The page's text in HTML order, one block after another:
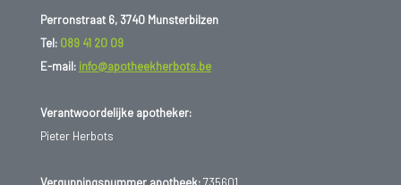
Perronstraat 6, 3740 Munsterbilzen
Tel: 089 41 20 09
E-mail: info@apotheekherbots.be
Verantwoordelijke apotheker:
Pieter Herbots